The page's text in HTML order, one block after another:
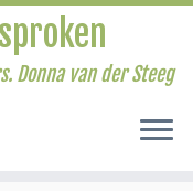
Donna van der Steeg